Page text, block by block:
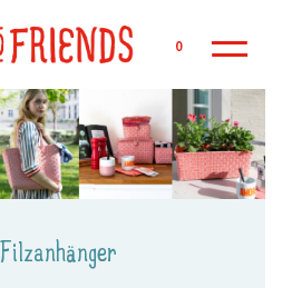
0
Filzanhänger